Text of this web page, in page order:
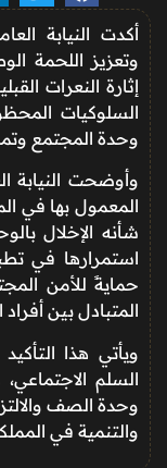
أكدت النيابة
وتعزيز اللحمة
إثارة النعرات
السلوكيات
وحدة المجتمع
وأوضحت النيابة
المعمول بها في
شأنه الإخلال
استمرارها في
حمايةً للأمن
المتبادل بين
ويأتي هذا
السلم
وحدة الصف
والتنمية في